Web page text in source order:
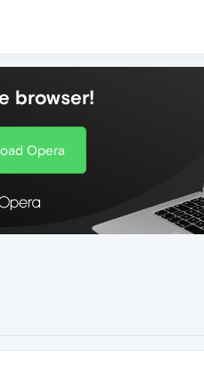
browser!
Opera